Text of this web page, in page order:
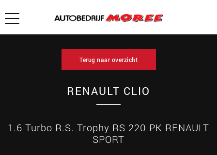
Terug naar overzicht
RENAULT CLIO
1.6 Turbo R.S. Trophy RS 220 PK RENAULT
SPORT